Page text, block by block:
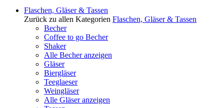
Flaschen, Gläser & Tassen
Zurück zu allen Kategorien Flaschen, Gläser & Tassen
Becher
Coffee to go Becher
Shaker
Alle Becher anzeigen
Gläser
Biergläser
Teeglaeser
Weingläser
Alle Gläser anzeigen